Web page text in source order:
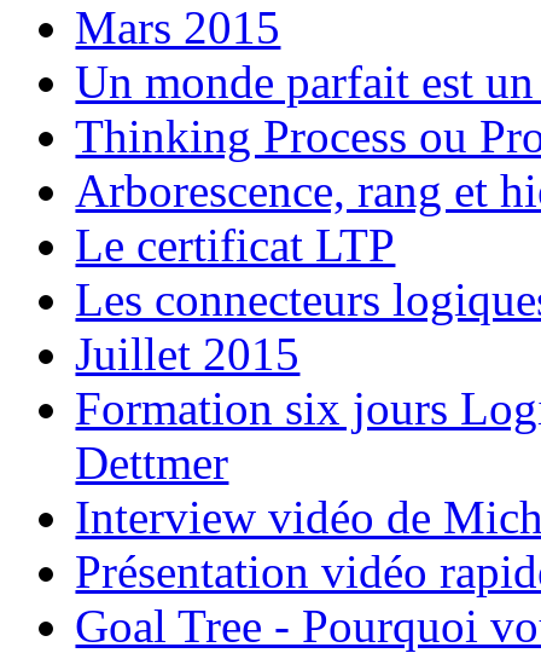
Mars 2015
Un monde parfait est
Thinking Process ou
Arborescence, rang et
Le certificat LTP
Les connecteurs
Juillet 2015
Formation six jours
Dettmer
Interview vidéo de
Présentation vidéo
Goal Tree - Pourquoi